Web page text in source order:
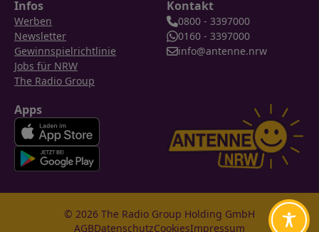
Infos
Werben
Newsletter
Gewinnspielrichtlinie
Jobs für NRW
The Radio Group
Kontakt
0800 - 3397000
0160 - 3397000
info@antenne.nrw
Apps
© 2026 The Radio Group Holding GmbH
AGBDatenschutzCookiesImpressum